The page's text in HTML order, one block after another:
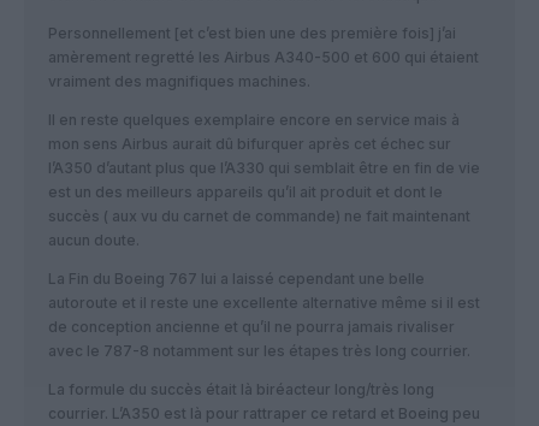
Personnellement [et c’est bien une des première fois] j’ai
amèrement regretté les Airbus A340-500 et 600 qui étaient
vraiment des magnifiques machines.
Il en reste quelques exemplaire encore en service mais à
mon sens Airbus aurait dû bifurquer après cet échec sur
l’A350 d’autant plus que l’A330 qui semblait être en fin de vie
est un des meilleurs appareils qu’il ait produit et dont le
succès ( aux vu du carnet de commande) ne fait maintenant
aucun doute.
La Fin du Boeing 767 lui a laissé cependant une belle
autoroute et il reste une excellente alternative même si il est
de conception ancienne et qu’il ne pourra jamais rivaliser
avec le 787-8 notamment sur les étapes très long courrier.
La formule du succès était là biréacteur long/très long
courrier. L’A350 est là pour rattraper ce retard et Boeing peu